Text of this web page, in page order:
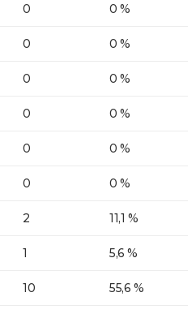
0 0 %
0 0 %
0 0 %
0 0 %
0 0 %
0 0 %
2 11,1 %
1 5,6 %
10 55,6 %